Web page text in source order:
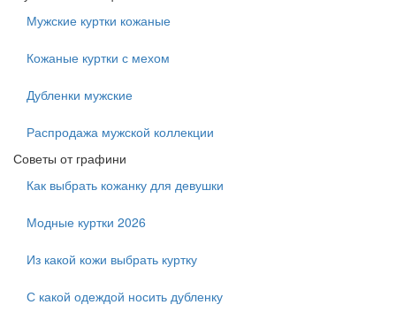
Мужские куртки кожаные
Кожаные куртки с мехом
Дубленки мужские
Распродажа мужской коллекции
Советы от графини
Как выбрать кожанку для девушки
Модные куртки 2026
Из какой кожи выбрать куртку
С какой одеждой носить дубленку